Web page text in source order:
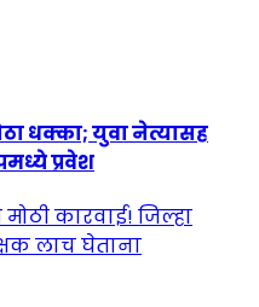
धक्का; युवा नेत्यासह
प्रवेश